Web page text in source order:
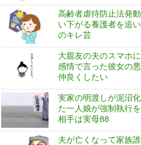
高齢者虐待防止法発
い下がる養護者を追
のキレ芸
大親友の夫のスマホ
感情で言った彼女の
仲良くしたい
実家の明渡しが泥沼
た一人娘が強制執行
相手は実母88
夫が亡くなって家族